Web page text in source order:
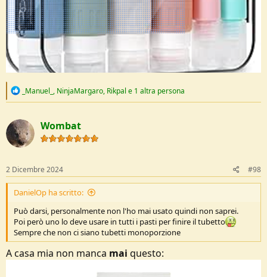
c
t
i
o
s
:
_Manuel_ , NinjaMargaro, Rikpal e 1 altra persona
Wombat
2 Dicembre 2024 #98
DanielOp ha scritto:
Può darsi, personalmente non l'ho mai usato quindi non saprei.
Poi però uno lo deve usare in tutti i pasti per finire il tubetto
Sempre che non ci siano tubetti monoporzione
A casa mia non manca mai questo: